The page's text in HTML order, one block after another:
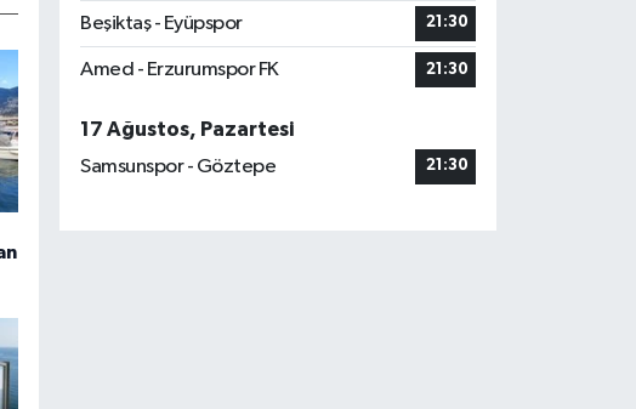
Beşiktaş - Eyüpspor 21:30
Amed - Erzurumspor FK 21:30
17 Ağustos, Pazartesi
Samsunspor - Göztepe
21:30